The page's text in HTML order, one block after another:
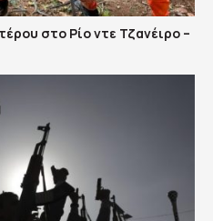
στο Ρίο ντε Τζανέιρο –